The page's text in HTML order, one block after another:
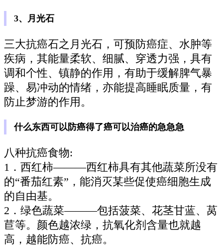
3、月光石
三大抗癌石之月光石，可预防癌症、水肿等
疾病，其能量柔软、细腻、穿透力强，具有
调和个性、镇静的作用，有助于缓解脾气暴
躁、易冲动的情绪，亦能提高睡眠质量，有
防止梦游的作用。
什么东西可以防癌得了癌可以治癌的急急急
八种抗癌食物:
1．西红柿———西红柿具有其他蔬菜所没有
的“番茄红素”，能消灭某些促使癌细胞生成
的自由基。
2．绿色蔬菜———包括菠菜、花茎甘蓝、莴
苣等。颜色越浓绿，抗氧化剂含量也就越
高，越能防癌、抗癌。